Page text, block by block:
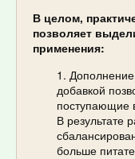
В целом,
позволяет
применения:
добавкой
поступающие
В результате
больше